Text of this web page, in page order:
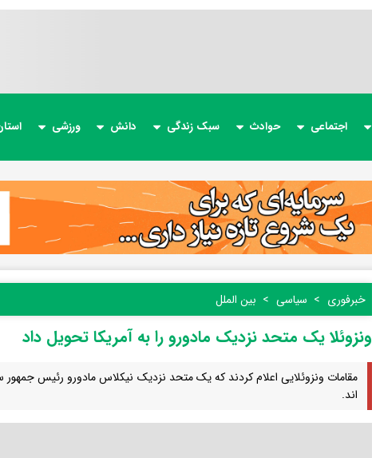
اجتماعی حوادث سبک زندگی دانش ورزشی
خبرفوری سیاسی بین الملل
ونزوئلا یک متحد نزدیک مادورو را به آمریکا تحویل داد
مقامات ونزوئلایی اعلام کردند که یک متحد نزدیک نیکلاس مادورو رئیس جمهور
اند.